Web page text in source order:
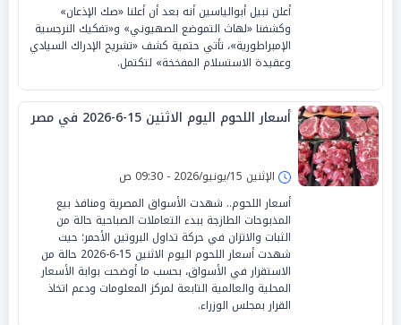
أعلن نبيل أبوالياسين أنه بعد أن أعلنا «صك الإذعان»
وكشفنا «لهاث التموضع الصهيوني» و«تفكيك النرجسية
الإمبراطورية»، تأتي حتمية كشف «تشريح الإدراك السيادي
وعقيدة الاستسلام المفخخة» لتكتمل.
أسعار اللحوم اليوم الاثنين 15-6-2026 في مصر
الإثنين 15/يونيو/2026 - 09:30 ص
أسعار اللحوم.. شهدت الأسواق المصرية ومنافذ بيع
المذبوحات الطازجة ببدء التعاملات الصباحية حالة من
الثبات والاتزان في حركة تداول البروتين الأحمر؛ حيث
شهدت أسعار اللحوم اليوم الاثنين 15-6-2026 حالة من
الاستقرار في الأسواق، بحسب ما أوضحت بوابة الأسعار
المحلية والعالمية التابعة لمركز المعلومات ودعم اتخاذ
القرار بمجلس الوزراء.